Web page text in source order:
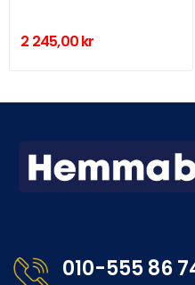
2 245,00 kr
010-555 86